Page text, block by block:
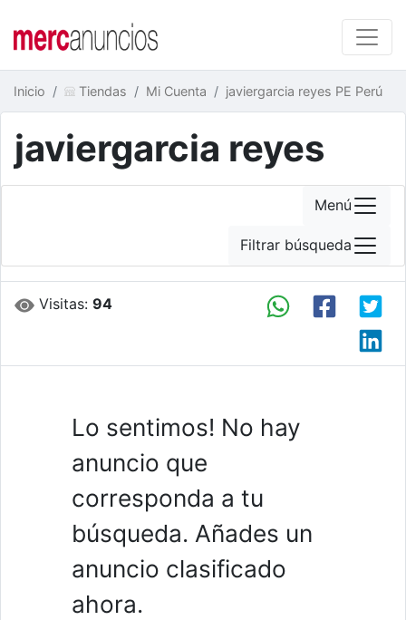
Inicio Tiendas Mi Cuenta javiergarcia reyes PE Perú
javiergarcia reyes
Visitas:94
Lo sentimos! No hay
anuncio que
corresponda a tu
búsqueda. Añades un
anuncio clasificado
ahora.
Menú
Filtrar búsqueda